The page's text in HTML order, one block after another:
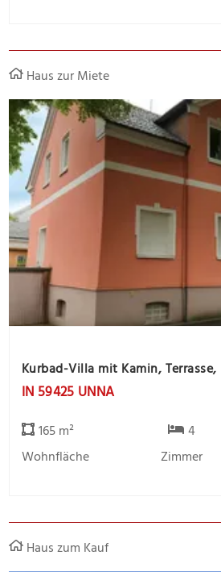
Haus zur Miete
IN 59425 UNNA
165 m²
Wohnfläche
4
Zimmer
Haus zum Kauf